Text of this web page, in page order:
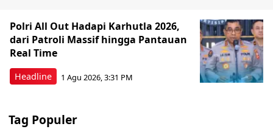
Headline
Polri All Out Hadapi Karhutla 2026,
dari Patroli Massif hingga Pantauan
Real Time
1 Agu 2026, 3:31 PM
Tag Populer